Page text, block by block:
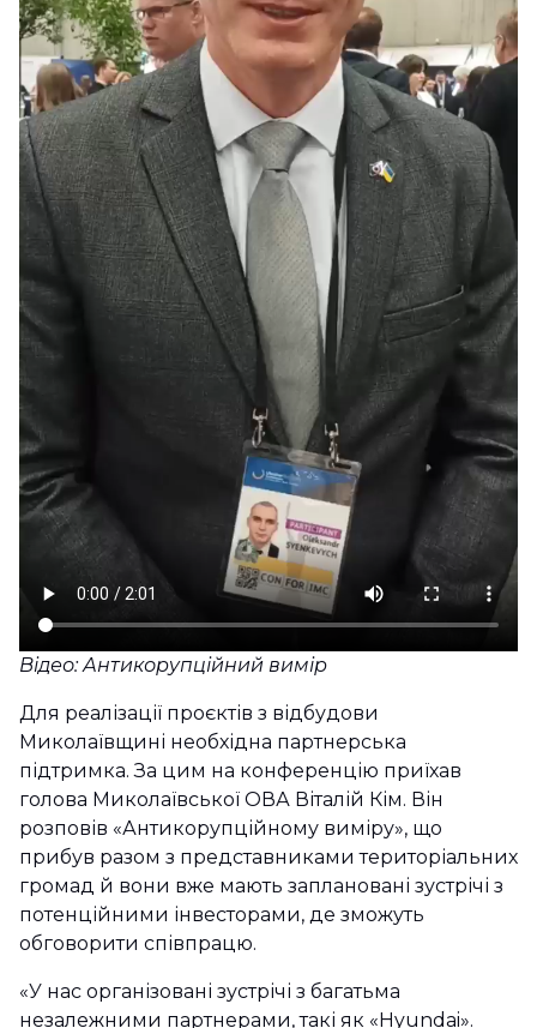
Відео: Антикорупційний вимір
Для реалізації проєктів з відбудови
Миколаївщині необхідна партнерська
підтримка. За цим на конференцію приїхав
голова Миколаївської ОВА Віталій Кім. Він
розповів «Антикорупційному виміру», що
прибув разом з представниками територіальних
громад й вони вже мають заплановані зустрічі з
потенційними інвесторами, де зможуть
обговорити співпрацю.
«У нас організовані зустрічі з багатьма
незалежними партнерами, такі як «Hyundai».